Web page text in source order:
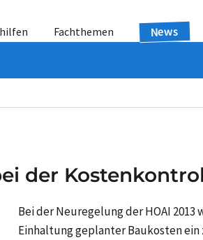
Fachthemen News
der
Bei der Neuregelung der HOAI 2013
Einhaltung geplanter Baukosten ein